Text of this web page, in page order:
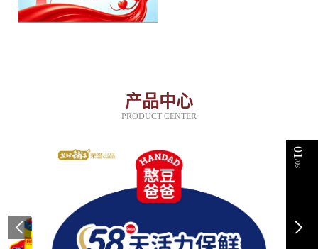
产品中心
PRODUCT CENTER
01
/03